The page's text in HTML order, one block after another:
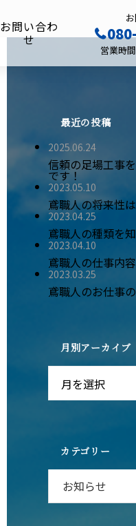
お問い合わ
せ
営業時
最近の投稿
2025.06.24
信頼の足場工事
です！
2023.05.10
鳶職人の将来性
2023.04.25
鳶職人の種類を
2023.04.10
鳶職人の仕事内
2023.03.25
鳶職人のお仕事
月別アーカイブ
月を選択
カテゴリー
お知らせ